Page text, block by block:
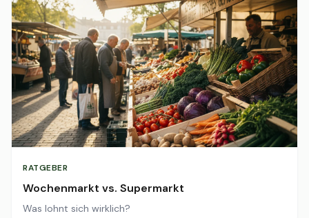
RATGEBER
Wochenmarkt vs. Supermarkt
Was lohnt sich wirklich?